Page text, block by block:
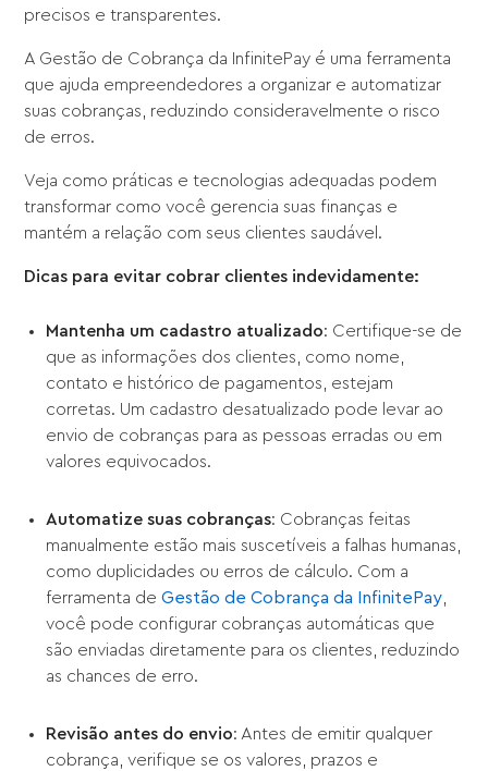
precisos e transparentes.
A Gestão de Cobrança da InfinitePay é uma ferramenta
que ajuda empreendedores a organizar e automatizar
suas cobranças, reduzindo consideravelmente o risco
de erros.
Veja como práticas e tecnologias adequadas podem
transformar como você gerencia suas finanças e
mantém a relação com seus clientes saudável.
Dicas para evitar cobrar clientes indevidamente:
Mantenha um cadastro atualizado: Certifique-se de
que as informações dos clientes, como nome,
contato e histórico de pagamentos, estejam
corretas. Um cadastro desatualizado pode levar ao
envio de cobranças para as pessoas erradas ou em
valores equivocados.
Automatize suas cobranças: Cobranças feitas
manualmente estão mais suscetíveis a falhas humanas,
como duplicidades ou erros de cálculo. Com a
ferramenta deGestão de Cobrança da InfinitePay
você pode configurar cobranças automáticas que
são enviadas diretamente para os clientes, reduzindo
as chances de erro.
Revisão antes do envio: Antes de emitir qualquer
cobrança, verifique se os valores, prazos e